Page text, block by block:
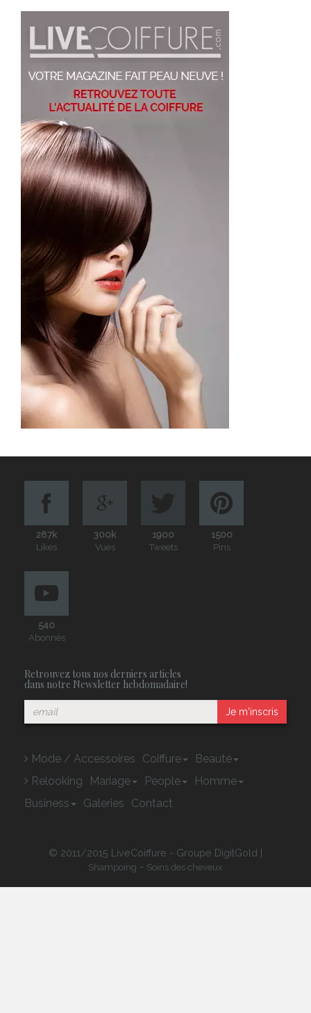
287k
Likes
300k
Vues
1900
Tweets
1500
Pins
540
Abonnés
Retrouvez tous nos derniers articles
dans notre Newsletter hebdomadaire!
Je m'inscris
Mode / Accessoires Coiffure
Beauté
Relooking
Mariage People
Homme
Business
Galeries Contact
© 2011/2015 LiveCoiffure - Groupe DigitGold |
Shampoing - Soins des cheveux